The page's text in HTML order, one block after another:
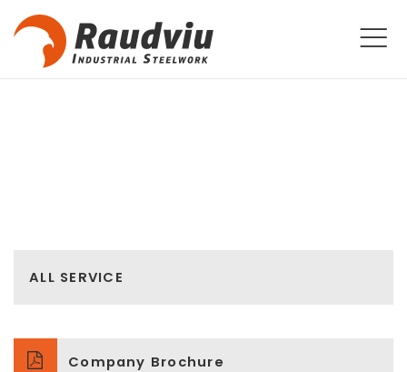
ALL SERVICE
Company Brochure